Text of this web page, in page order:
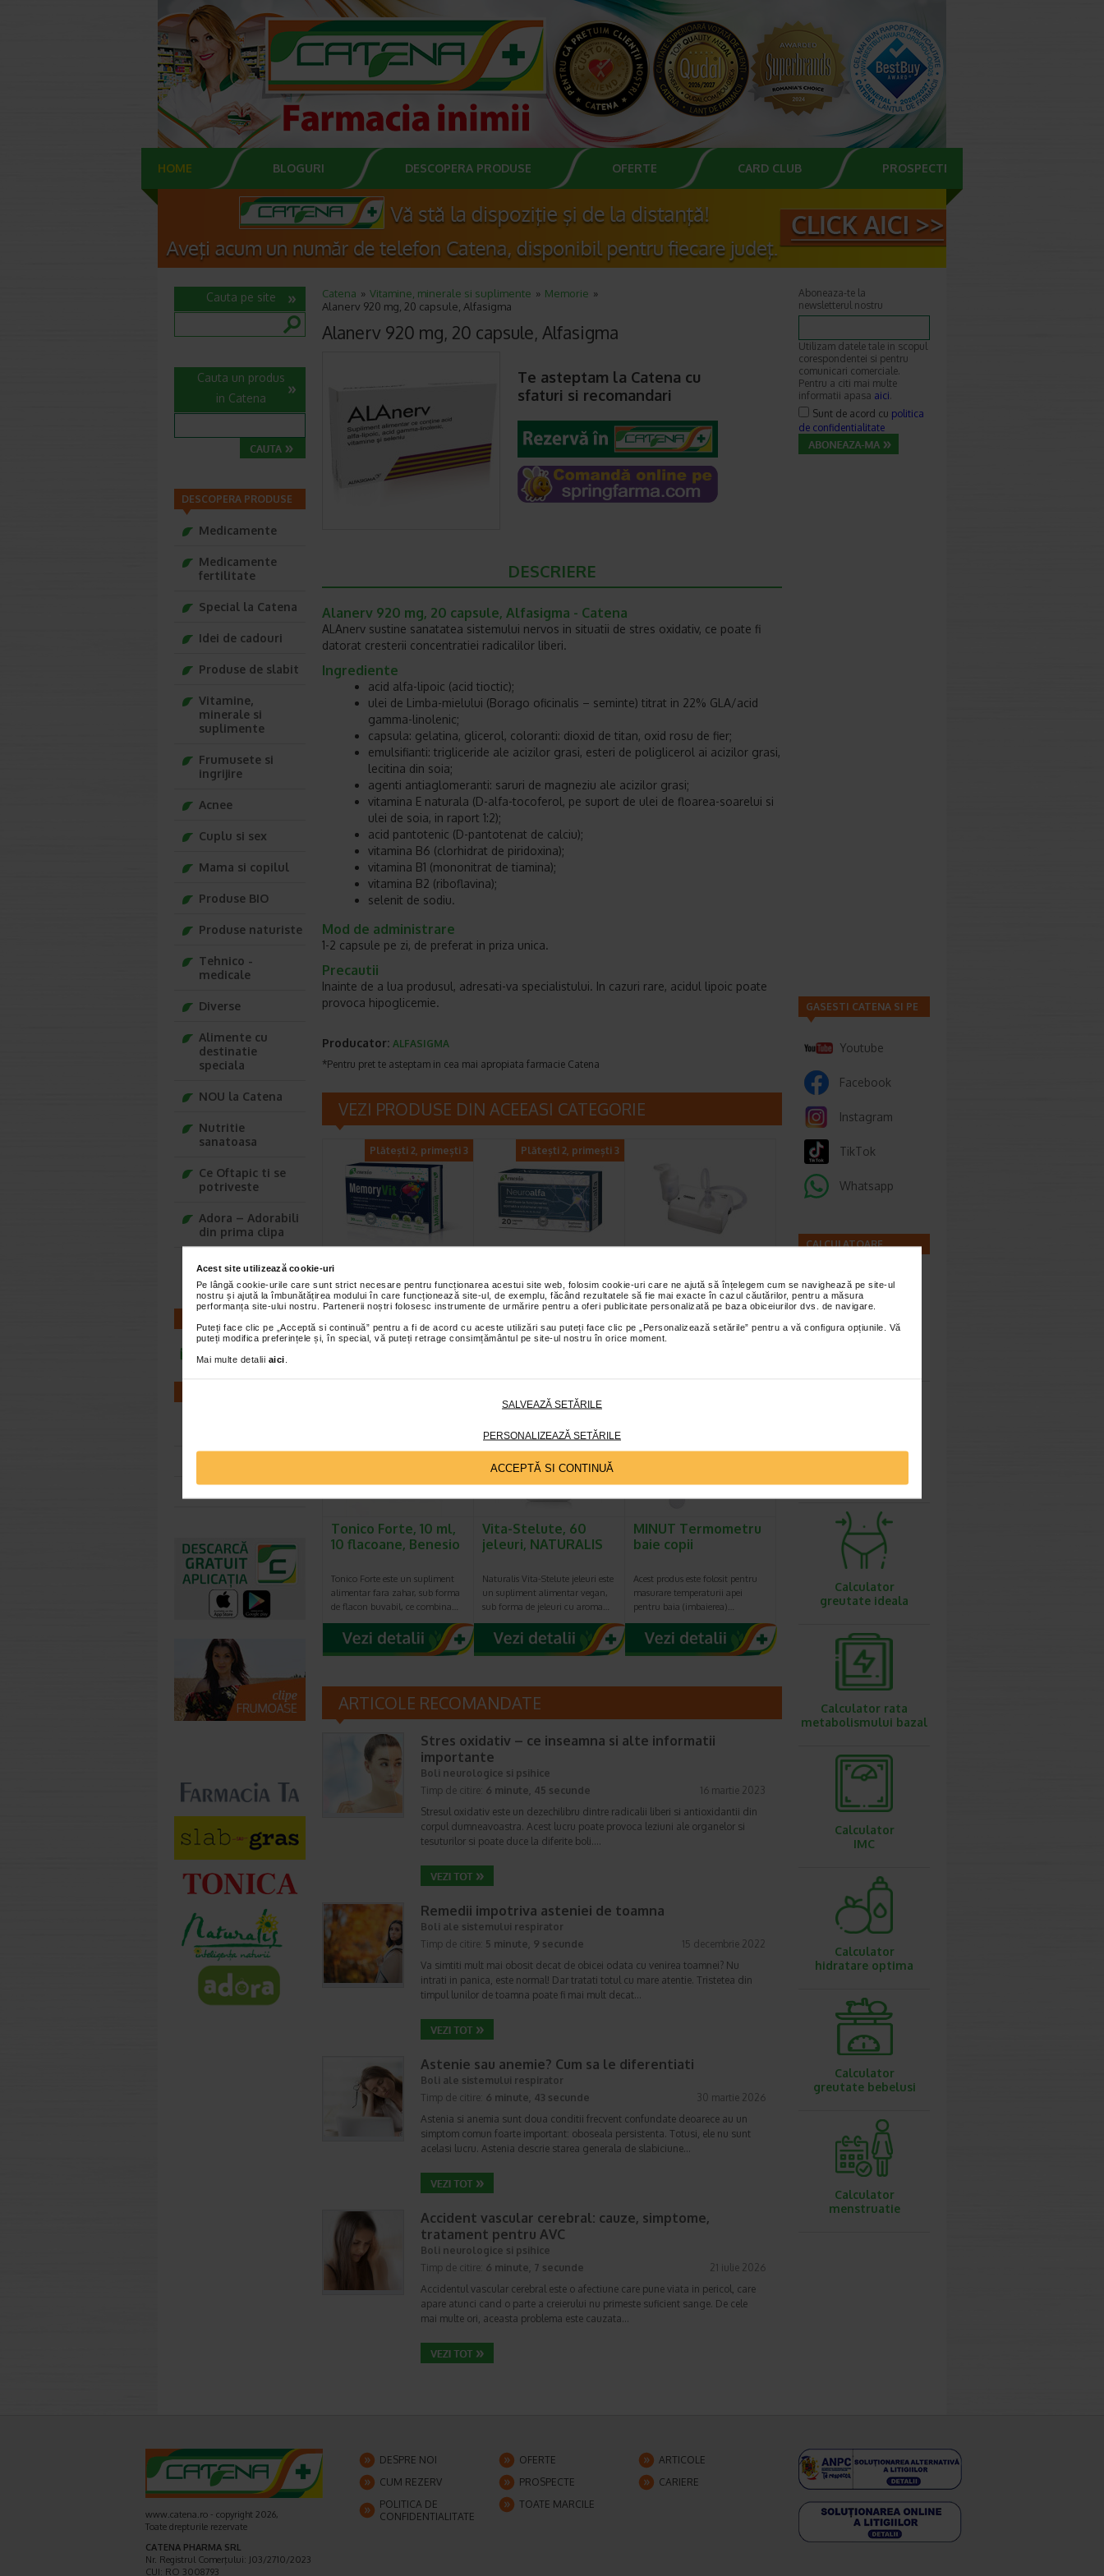
Acest site utilizează cookie-uri
Pe lângă cookie-urile care sunt strict necesare pentru funcționarea acestui site web, folosim cookie-uri care ne ajută să înțelegem cum se navighează pe site-ul
nostru și ajută la îmbunătățirea modului în care funcționează site-ul, de exemplu, făcând rezultatele să fie mai exacte în cazul căutărilor, pentru a măsura
performanța site-ului nostru. Partenerii noștri folosesc instrumente de urmărire pentru a oferi publicitate personalizată pe baza obiceiurilor dvs. de navigare.
Puteți face clic pe „Acceptă si continuă” pentru a fi de acord cu aceste utilizări sau puteți face clic pe „Personalizează setările” pentru a vă configura opțiunile. Vă
puteți modifica preferințele și, în special, vă puteți retrage consimțământul pe site-ul nostru în orice moment.
Mai multe detalii aici
SALVEAZĂ SETĂRILE
PERSONALIZEAZĂ SETĂRILE
ACCEPTĂ SI CONTINUĂ
HOME BLOGURI DESCOPERA PRODUSE OFERTE CARD CLUB PROSPECTE
Catena Vitamine, minerale si suplimente
Memorie
Alanerv 920 mg, 20 capsule, Alfasigma
Alanerv 920 mg, 20 capsule, Alfasigma
Te asteptam la Catena cu
sfaturi si recomandari
DESCRIERE
Alanerv 920 mg, 20 capsule, Alfasigma - Catena
ALAnerv sustine sanatatea sistemului nervos in situatii de stres oxidativ, ce poate fi
datorat cresterii concentratiei radicalilor liberi.
Ingrediente
acid alfa-lipoic (acid tioctic);
ulei de Limba-mielului (Borago oficinalis – seminte) titrat in 22% GLA/acid
gamma-linolenic;
capsula: gelatina, glicerol, coloranti: dioxid de titan, oxid rosu de fier;
emulsifianti: trigliceride ale acizilor grasi, esteri de poliglicerol ai acizilor grasi,
lecitina din soia;
agenti antiaglomeranti: saruri de magneziu ale acizilor grasi;
vitamina E naturala (D-alfa-tocoferol, pe suport de ulei de floarea-soarelui si
ulei de soia, in raport 1:2);
acid pantotenic (D-pantotenat de calciu);
vitamina B6 (clorhidrat de piridoxina);
vitamina B1 (mononitrat de tiamina);
vitamina B2 (riboflavina);
selenit de sodiu.
Mod de administrare
1-2 capsule pe zi, de preferat in priza unica.
Precautii
Inainte de a lua produsul, adresati-va specialistului. In cazuri rare, acidul lipoic poate
provoca hipoglicemie.
Producator: ALFASIGMA
*Pentru pret te asteptam in cea mai apropiata farmacie Catena
VEZI PRODUSE DIN ACEEASI CATEGORIE
Plătești 2, primești 3
Memoryvit, 30
capsule, BENESIO
supliment alimentar complex,
Plătești 2, primești 3
capsule moi,
BENESIO
alimentar complex, formulat cu
C801 Esential
nebulizator cu compresor usor si
Tonico Forte, 10 ml,
10 flacoane, Benesio
Tonico Forte este un supliment
alimentar fara zahar, sub forma
de flacon buvabil, ce combina…
Vita-Stelute, 60
jeleuri, NATURALIS
Naturalis Vita-Stelute jeleuri este
un supliment alimentar vegan,
sub forma de jeleuri cu aroma…
MINUT Termometru
baie copii
Acest produs este folosit pentru
masurare temperaturii apei
pentru baia (imbaierea)…
ARTICOLE RECOMANDATE
Stres oxidativ – ce inseamna si alte informatii
importante
Boli neurologice si psihice
Timp de citire: 6 minute, 45 secunde
16 martie 2023
Stresul oxidativ este un dezechilibru dintre radicalii liberi si antioxidantii din
corpul dumneavoastra. Acest lucru poate provoca leziuni ale organelor si
tesuturilor si poate duce la diferite boli.…
Remedii impotriva asteniei de toamna
Boli ale sistemului respirator
Timp de citire: 5 minute, 9 secunde
15 decembrie 2022
Va simtiti mult mai obosit decat de obicei odata cu venirea toamnei? Nu
intrati in panica, este normal! Dar tratati totul cu mare atentie. Tristetea din
timpul lunilor de toamna poate fi mai mult decat…
Astenie sau anemie? Cum sa le diferentiati
Boli ale sistemului respirator
Timp de citire: 6 minute, 43 secunde
30 martie 2026
Astenia si anemia sunt doua conditii frecvent confundate deoarece au un
simptom comun foarte important: oboseala persistenta. Totusi, ele nu sunt
acelasi lucru. Astenia descrie starea generala de slabiciune…
Accident vascular cerebral: cauze, simptome,
tratament pentru AVC
Boli neurologice si psihice
Timp de citire: 6 minute, 7 secunde
21 iulie 2026
Accidentul vascular cerebral este o afectiune care pune viata in pericol, care
apare atunci cand o parte a creierului nu primeste suficient sange. De cele
mai multe ori, aceasta problema este cauzata…
Cauta pe site
Cauta un produs
in Catena
DESCOPERA PRODUSE
Medicamente
Medicamente
fertilitate
Special la Catena
Idei de cadouri
Produse de slabit
Vitamine,
minerale si
suplimente
Frumusete si
ingrijire
Acnee
Cuplu si sex
Mama si copilul
Produse BIO
Produse naturiste
Tehnico -
medicale
Diverse
Alimente cu
destinatie
speciala
NOU la Catena
Nutritie
sanatoasa
Ce Oftapic ti se
potriveste
Adora – Adorabili
din prima clipa
Seturi cadou
infoline@catena.ro
Aboneaza-te la
newsletterul nostru
Utilizam datele tale in scopul
corespondentei si pentru
comunicari comerciale.
Pentru a citi mai multe
informatii apasa aici.
Sunt de acord cu politica
de confidentialitate
GASESTI CATENA SI PE
Youtube
Facebook
Instagram
TikTok
Whatsapp
CALCULATOARE
Calculator
greutate ideala
Calculator rata
metabolismului bazal
Calculator
IMC
Calculator
hidratare optima
Calculator
greutate bebelusi
Calculator
menstruatie
www.catena.ro - copyright 2026,
Toate drepturile rezervate
CATENA PHARMA SRL
Nr. Registrul Comerţului: J03/2710/2023
CUI: RO 3008793
DESPRE NOI OFERTE
ARTICOLE
CUM REZERV
PROSPECTE
CARIERE
POLITICA DE
CONFIDENTIALITATE
TOATE MARCILE